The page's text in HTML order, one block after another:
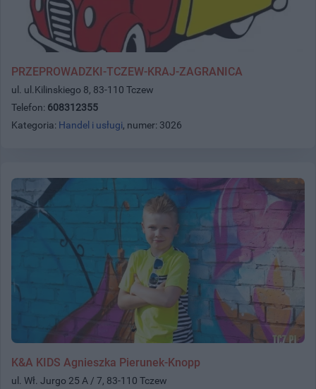
PRZEPROWADZKI-TCZEW-KRAJ-ZAGRANICA
ul. ul.Kilinskiego 8, 83-110 Tczew
Telefon: 608312355
Kategoria: Handel i usługi, numer: 3026
K&A KIDS Agnieszka Pierunek-Knopp
ul. Wł. Jurgo 25 A / 7, 83-110 Tczew